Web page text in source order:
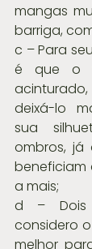
mangas
barriga,
c – Para
é que o
deixá-lo
sua
ombros, já
beneficiam
a mais;
d – Dois
considero
melhor